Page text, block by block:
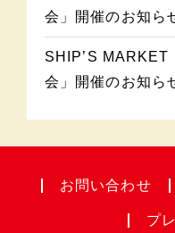
会」開催のお知ら
SHIP’S MARKET
会」開催のお知ら
お問い合わせ
プ